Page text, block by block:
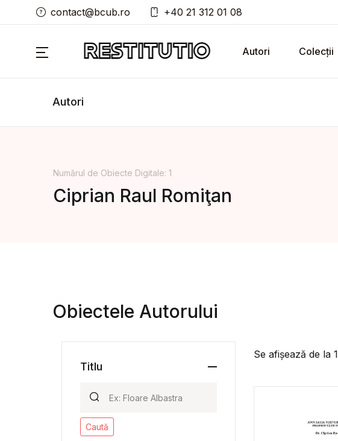
contact@bcub.ro +40 21 312 01 08
Autori Colecții
Autori
Numărul de Obiecte Digitale: 1
Ciprian Raul Romiţan
Obiectele Autorului
Se afișează de la 1
Titlu
Caută